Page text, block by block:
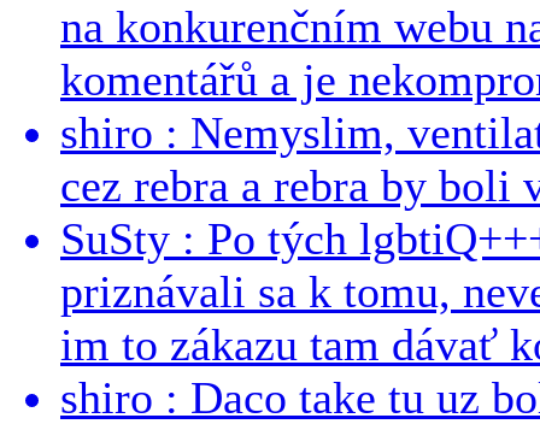
na konkurenčním webu
komentářů a je
shiro : Nemyslim,
cez rebra a rebra by boli
SuSty : Po tých
priznávali sa k tomu,
im to zákazu tam dávať
shiro : Daco take tu uz